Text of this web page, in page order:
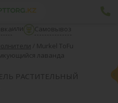
или
Самовывоз
/ Murkel ToFu
лаванда
РАСТИТЕЛЬНЫЙ